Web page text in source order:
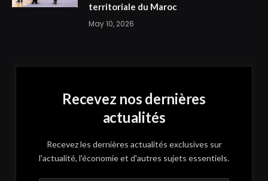
territoriale du Maroc
May 10, 2026
Recevez nos dernières
actualités
Recevez les dernières actualités exclusives sur
l'actualité, l'économie et d'autres sujets essentiels.